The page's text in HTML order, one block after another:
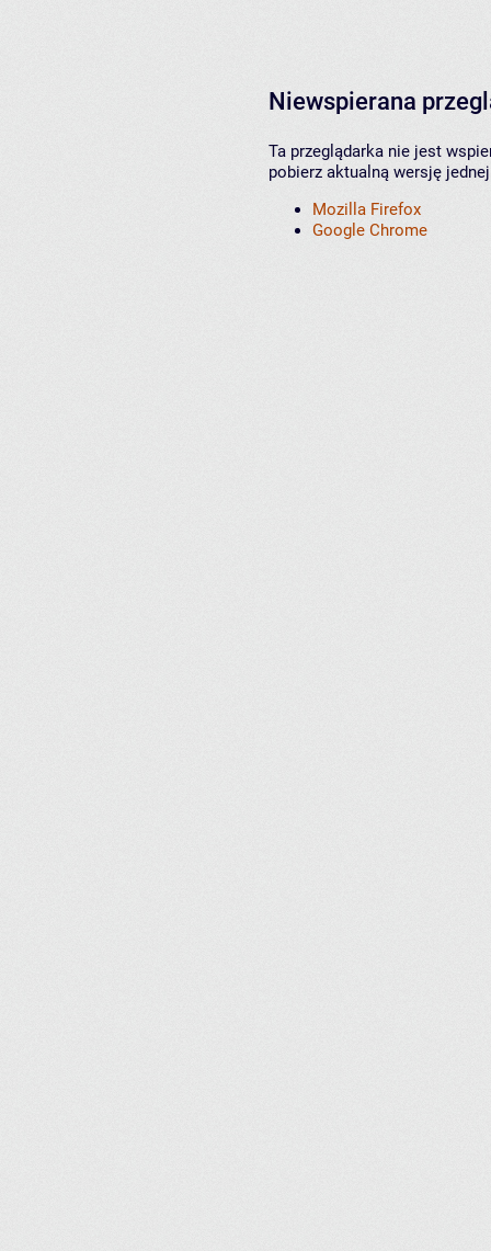
Niewspierana
Ta przeglądarka nie jest
pobierz aktualną wersję
Mozilla Firefox
Google Chrome